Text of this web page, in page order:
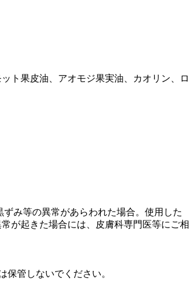
ト果皮油、アオモジ果実油、カオリン、ロ
み等の異常があらわれた場合。使用した
が起きた場合には、皮膚科専門医等にご相
管しないでください。